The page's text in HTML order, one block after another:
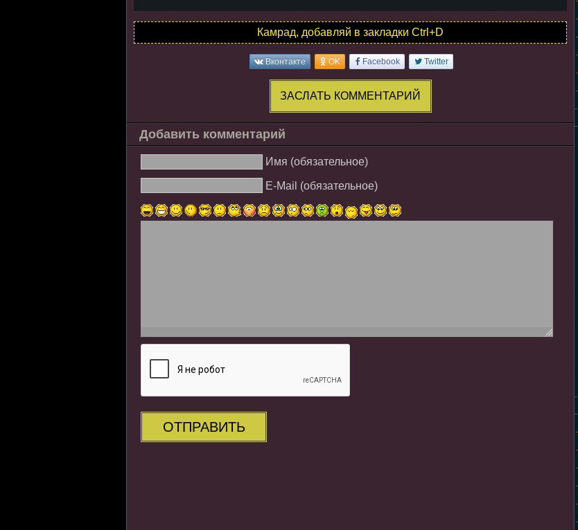
Камрад, добавляй в закладки Ctrl+D
Вконтакте OK Facebook Twitter
ЗАСЛАТЬ КОММЕНТАРИЙ
Добавить комментарий
Имя (обязательное)
E-Mail (обязательное)
ОТПРАВИТЬ